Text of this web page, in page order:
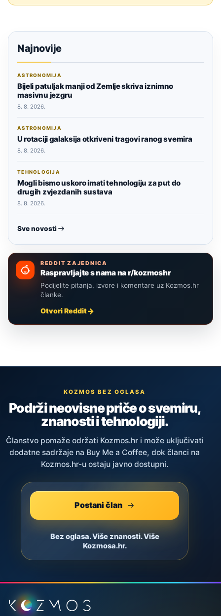
Najnovije
ASTRONOMIJA
Bijeli patuljak manji od Zemlje skriva iznimno
masivnu jezgru
8. 8. 2026.
ASTRONOMIJA
U rotaciji galaksija otkriveni tragovi ranog svemira
8. 8. 2026.
TEHNOLOGIJA
Mogli bismo uskoro imati tehnologiju za put do
drugih zvjezdanih sustava
8. 8. 2026.
Sve novosti
REDDIT ZAJEDNICA
Raspravljajte s nama na r/kozmoshr
Podijelite pitanja, izvore i komentare uz Kozmos.hr
članke.
Otvori Reddit
KOZMOS BEZ OGLASA
Podrži neovisne priče o svemiru,
znanosti i tehnologiji.
Članstvo pomaže održati Kozmos.hr i može uključivati
dodatne sadržaje na Buy Me a Coffee, dok članci na
Kozmos.hr-u ostaju javno dostupni.
Postani član
Bez oglasa. Više znanosti. Više
Kozmosa.hr.
Podnožje stranice